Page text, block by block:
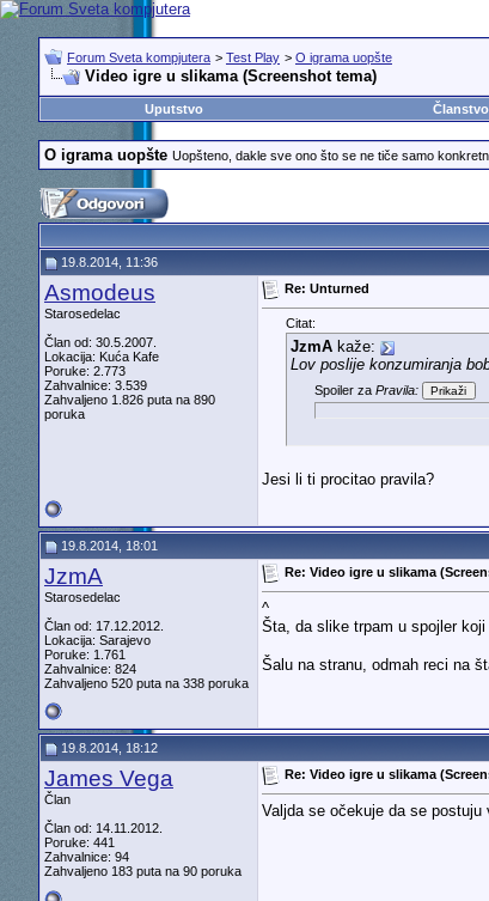
Forum Sveta kompjutera > Test Play > O igrama uopšte
Video igre u slikama (Screenshot tema)
Uputstvo
Članstvo
O igrama uopšte Uopšteno, dakle sve ono što se ne tiče samo
19.8.2014, 11:36
Asmodeus
Starosedelac
Član od: 30.5.2007.
Lokacija: Kuća Kafe
Poruke: 2.773
Zahvalnice: 3.539
Zahvaljeno 1.826 puta na 890
poruka
Re: Unturned
Citat:
JzmAkaže:
Lov poslije konzumiranja
Spoiler za Pravila:
Jesi li ti procitao pravila?
19.8.2014, 18:01
JzmA
Starosedelac
Član od: 17.12.2012.
Lokacija: Sarajevo
Poruke: 1.761
Zahvalnice: 824
Zahvaljeno 520 puta na 338 poruka
Re: Video igre u slikama
^
Šta, da slike trpam u spojler
Šalu na stranu, odmah reci na
19.8.2014, 18:12
James Vega
Član
Član od: 14.11.2012.
Poruke: 441
Zahvalnice: 94
Zahvaljeno 183 puta na 90 poruka
Re: Video igre u slikama
Valjda se očekuje da se